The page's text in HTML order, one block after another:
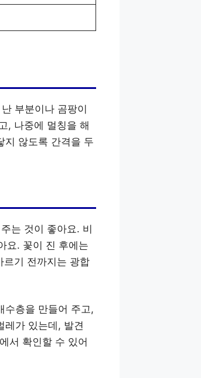
부분이나 곰팡이
, 나중에 멀칭을 해
지 않도록 간격을 두
는 것이 좋아요. 비
요. 꽃이 진 후에는
르기 전까지는 광합
수층을 만들어 주고,
레가 있는데, 발견
서 확인할 수 있어